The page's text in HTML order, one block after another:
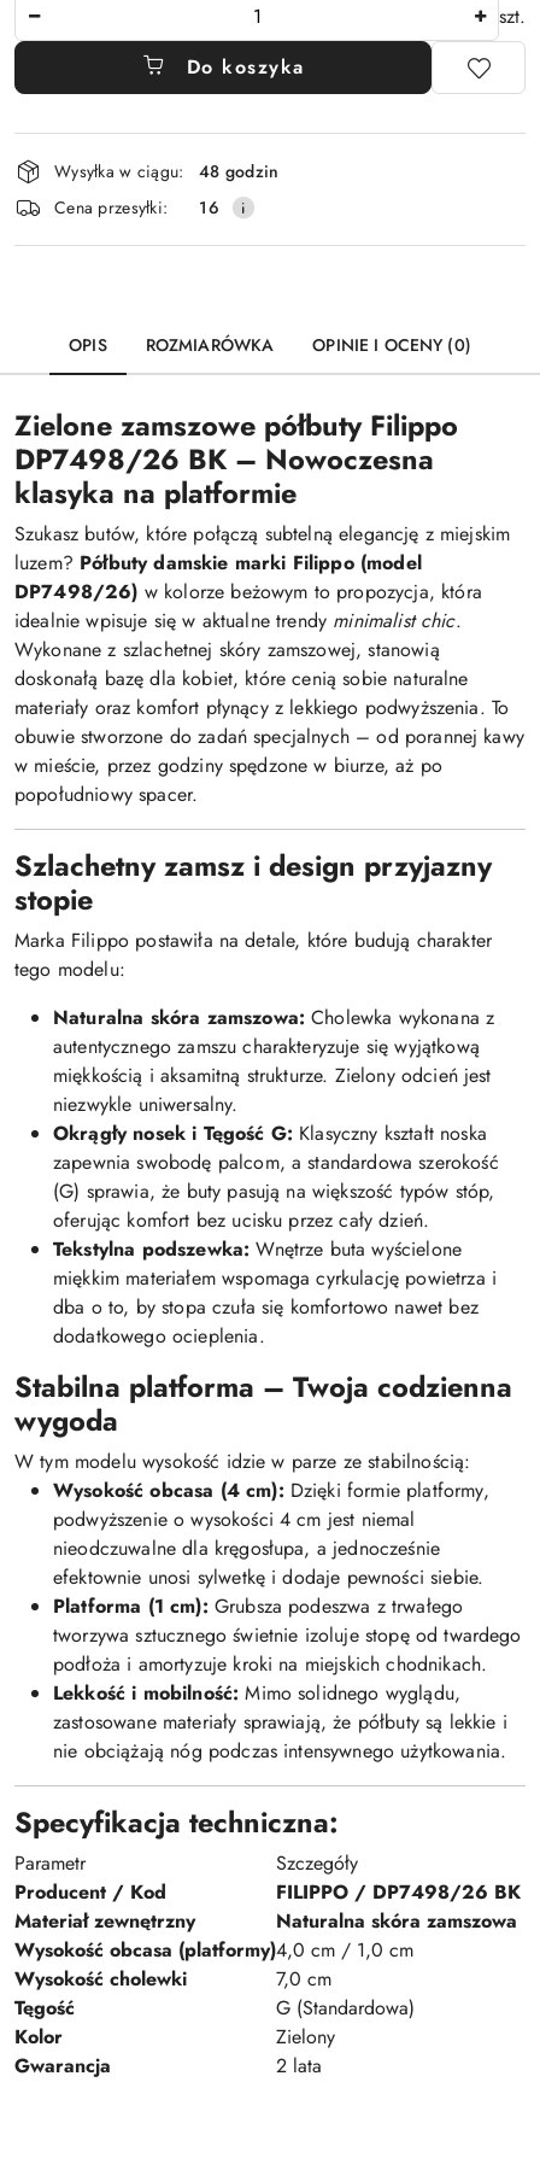
szt.
Do koszyka
Dostępność
i
dostawa
Wysyłka w ciągu:
48 godzin
Cena przesyłki:
16
OPIS ROZMIARÓWKA OPINIE I OCENY (0)
Zielone zamszowe półbuty Filippo
DP7498/26 BK – Nowoczesna
klasyka na platformie
Szukasz butów, które połączą subtelną elegancję z miejskim
luzem? Półbuty damskie marki Filippo (model
DP7498/26) w kolorze beżowym to propozycja, która
idealnie wpisuje się w aktualne trendy minimalist chic.
Wykonane z szlachetnej skóry zamszowej, stanowią
doskonałą bazę dla kobiet, które cenią sobie naturalne
materiały oraz komfort płynący z lekkiego podwyższenia. To
obuwie stworzone do zadań specjalnych – od porannej kawy
w mieście, przez godziny spędzone w biurze, aż po
popołudniowy spacer.
Szlachetny zamsz i design przyjazny
stopie
Marka Filippo postawiła na detale, które budują charakter
tego modelu:
Naturalna skóra zamszowa: Cholewka wykonana z
autentycznego zamszu charakteryzuje się wyjątkową
miękkością i aksamitną strukturze. Zielony odcień jest
niezwykle uniwersalny.
Okrągły nosek i Tęgość G: Klasyczny kształt noska
zapewnia swobodę palcom, a standardowa szerokość
(G) sprawia, że buty pasują na większość typów stóp,
oferując komfort bez ucisku przez cały dzień.
Tekstylna podszewka: Wnętrze buta wyścielone
miękkim materiałem wspomaga cyrkulację powietrza i
dba o to, by stopa czuła się komfortowo nawet bez
dodatkowego ocieplenia.
Stabilna platforma – Twoja codzienna
wygoda
W tym modelu wysokość idzie w parze ze stabilnością:
Wysokość obcasa (4 cm): Dzięki formie platformy,
podwyższenie o wysokości 4 cm jest niemal
nieodczuwalne dla kręgosłupa, a jednocześnie
efektownie unosi sylwetkę i dodaje pewności siebie.
Platforma (1 cm): Grubsza podeszwa z trwałego
tworzywa sztucznego świetnie izoluje stopę od twardego
podłoża i amortyzuje kroki na miejskich chodnikach.
Lekkość i mobilność: Mimo solidnego wyglądu,
zastosowane materiały sprawiają, że półbuty są lekkie i
nie obciążają nóg podczas intensywnego użytkowania.
Specyfikacja techniczna:
Parametr
Szczegóły
Producent / Kod
FILIPPO / DP7498/26 BK
Materiał zewnętrzny
Naturalna skóra zamszowa
Wysokość obcasa (platformy)4,0 cm / 1,0 cm
Wysokość cholewki
7,0 cm
Tęgość
G (Standardowa)
Kolor
Zielony
Gwarancja
2 lata